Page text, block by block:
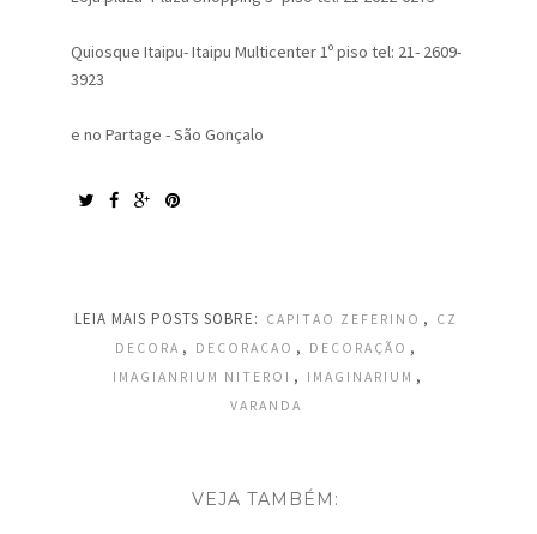
Quiosque Itaipu- Itaipu Multicenter 1º piso tel: 21- 2609-
3923
e no Partage - São Gonçalo
LEIA MAIS POSTS SOBRE: CAPITAO ZEFERINO ,
CZ
DECORA , DECORACAO , DECORAÇÃO ,
IMAGIANRIUM NITEROI , IMAGINARIUM ,
VARANDA
VEJA TAMBÉM: